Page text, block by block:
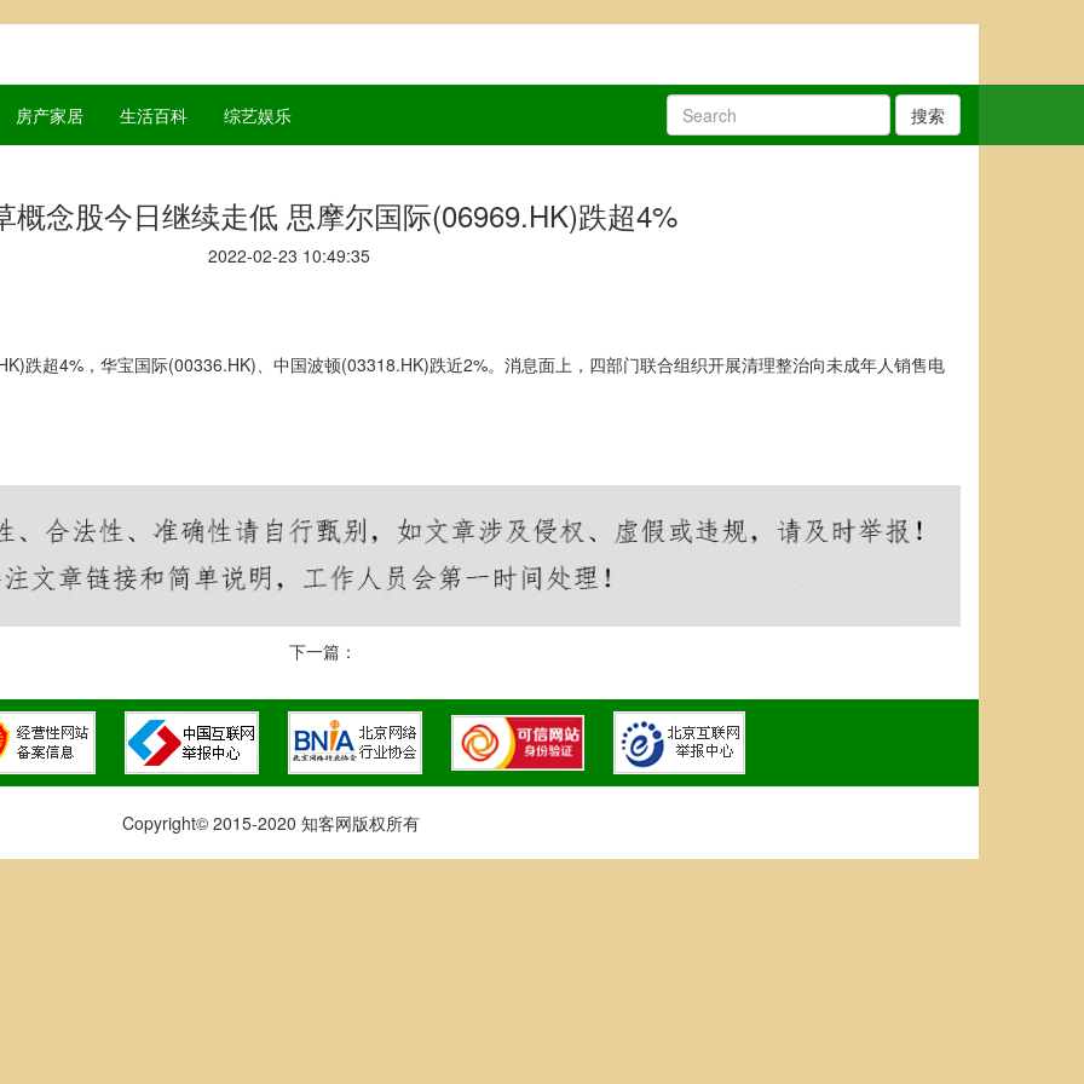
房产家居 生活百科 综艺娱乐 搜索
概念股今日继续走低 思摩尔国际(06969.HK)跌超4%
2022-02-23 10:49:35
超4%，华宝国际(00336.HK)、中国波顿(03318.HK)跌近2%。消息面上，四部门联合组织开展清理整治向未成年人销售电
下一篇：
Copyright© 2015-2020 知客网版权所有